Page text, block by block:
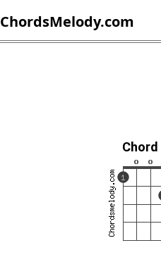
ChordsMelody.com
Chord